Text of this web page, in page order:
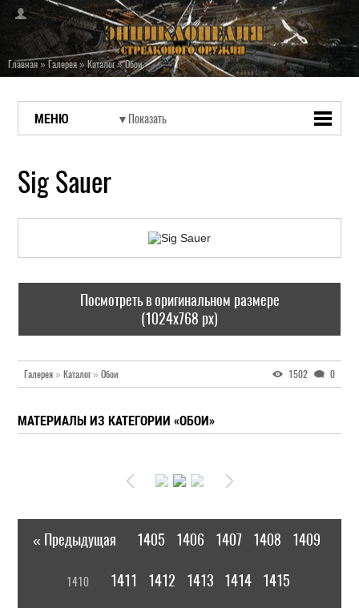
Главная»Галерея»Каталог»Обои
МЕНЮ
Sig Sauer
Посмотреть в оригинальном размере
(1024x768 px)
Галерея » Каталог» Обои 1502 0
МАТЕРИАЛЫ ИЗ КАТЕГОРИИ «ОБОИ»
« Предыдущая 1405 1406 1407 1408 1409
1410 1411 1412 1413 1414 1415